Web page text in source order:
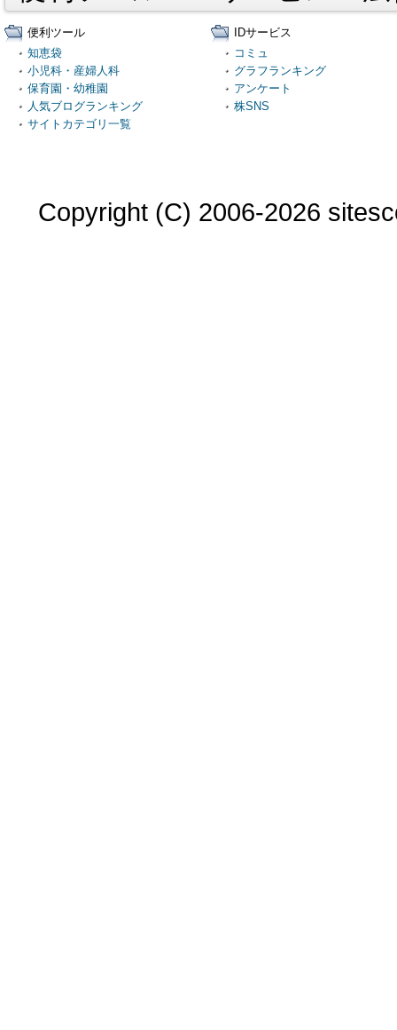
便利ツール
知恵袋
小児科・産婦人科
保育園・幼稚園
人気ブログランキング
サイトカテゴリ一覧
IDサービス
コミュ
グラフランキング
アンケート
株SNS
Copyright (C) 2006-2026